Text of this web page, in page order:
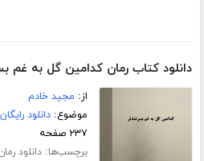
دانلود کتاب رمان کدامین گل به غم
از: مجید خادم
موضوع:دانلود
۲۳۷ صفحه
برچسب‌ها:دانلود